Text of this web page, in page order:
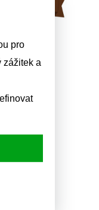
pro
zážitek a